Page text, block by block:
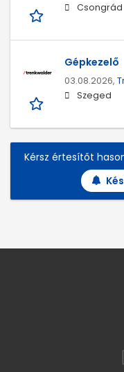
Csongrád
Gépkezelő
03.08.2026,
Szeged
Kérsz értesítőt